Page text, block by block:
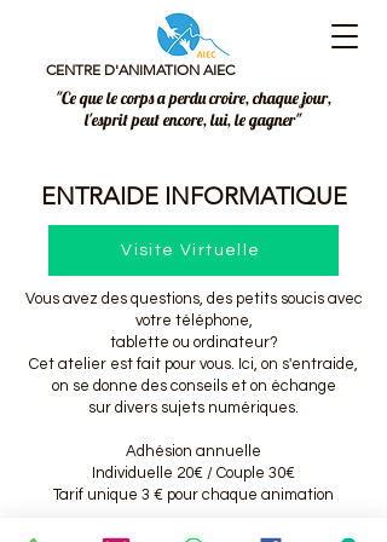
"Ce que le corps a perdu croire, chaque jour,
l'esprit peut encore, lui, le gagner"
CENTRE D'ANIMATION AIEC
ENTRAIDE INFORMATIQUE
Visite Virtuelle
Vous avez des questions, des petits soucis avec
votre téléphone,
tablette ou ordinateur?
Cet atelier est fait pour vous. Ici, on s'entraide,
on se donne des conseils et on échange
sur divers sujets numériques.
Adhésion annuelle
Individuelle 20€ / Couple 30€
Tarif unique 3 € pour chaque animation